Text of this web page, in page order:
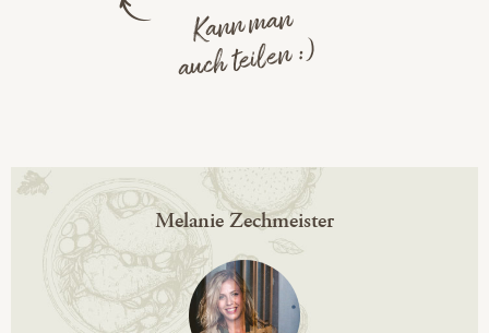
Kann man
auch teilen :)
Melanie Zechmeister